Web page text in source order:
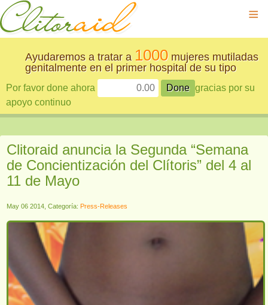
≡
Ayudaremos a tratar a 1000mujeres mutiladas
genitalmente en el primer hospital de su tipo
Por favor done ahora
gracias por su
apoyo continuo
Clitoraid anuncia la Segunda “Semana
de Concientización del Clítoris” del 4 al
11 de Mayo
May 06 2014, Categoría: Press-Releases